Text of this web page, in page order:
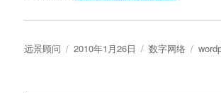
作
远景顾问
发
2010年1月26日
分
数字网络
标